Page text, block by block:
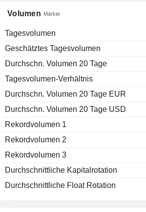
Volumen Märkte
Tagesvolumen
Geschätztes Tagesvolumen
Durchschn. Volumen 20 Tage
Tagesvolumen-Verhältnis
Durchschn. Volumen 20 Tage EUR
Durchschn. Volumen 20 Tage USD
Rekordvolumen 1
Rekordvolumen 2
Rekordvolumen 3
Durchschnittliche Kapitalrotation
Durchschnittliche Float Rotation